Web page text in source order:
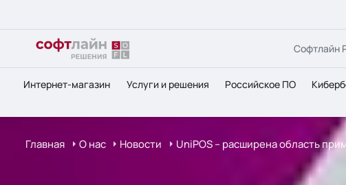
Софтлайн
Интернет-магазин Услуги и решения Российское ПО
Главная О нас Новости UniPOS – расширена область